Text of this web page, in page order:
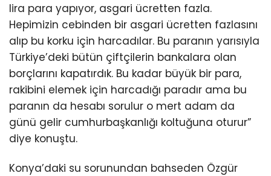
lira para yapıyor, asgari ücretten fazla.
Hepimizin cebinden bir asgari ücretten fazlasını
alıp bu korku için harcadılar. Bu paranın yarısıyla
Türkiye’deki bütün çiftçilerin bankalara olan
borçlarını kapatırdık. Bu kadar büyük bir para,
rakibini elemek için harcadığı paradır ama bu
paranın da hesabı sorulur o mert adam da
günü gelir cumhurbaşkanlığı koltuğuna oturur”
diye konuştu.
Konya’daki su sorunundan bahseden Özgür